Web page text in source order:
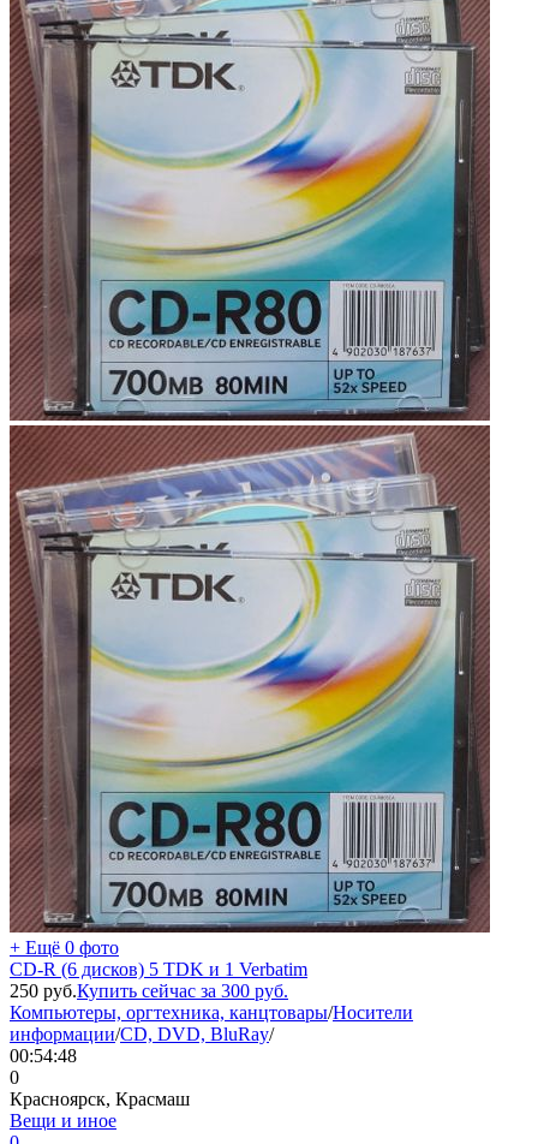
+ Ещё 0 фото
CD-R (6 дисков) 5 TDK и 1 Verbatim
250 руб.Купить сейчас за 300 руб.
Компьютеры, оргтехника, канцтовары/Носители
информации/CD, DVD, BluRay/
00:54:48
0
Красноярск, Красмаш
Вещи и иное